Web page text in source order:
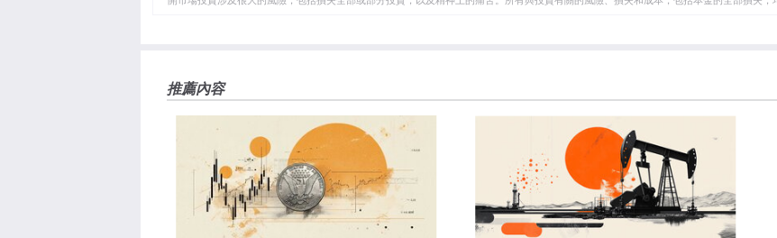
板
FXStreet和作者不提供個性化的建議。作者對該資訊的準確性、完整性或適用性不作任何陳述。FXStreet和作者將不承擔任何錯誤，遺漏或
失，傷害或損害由此資訊及其顯示或使用引起的。錯誤和遺漏除外。本文作者和FXStreet並非註冊投資顧問，本文內容無意提供任何投資建
推薦內容